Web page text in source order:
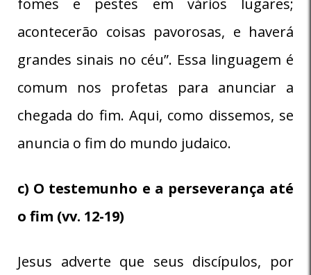
acontecerão coisas pavorosas, e haverá
grandes sinais no céu”. Essa linguagem é
comum nos profetas para anunciar a
chegada do fim. Aqui, como dissemos, se
anuncia o fim do mundo judaico.
c) O testemunho e a perseverança até
o fim (vv. 12-19)
Jesus adverte que seus discípulos, por